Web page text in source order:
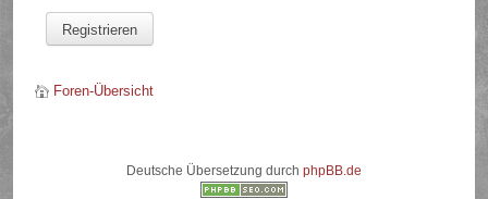
Registrieren
Foren-Übersicht
Deutsche Übersetzung durch phpBB.de